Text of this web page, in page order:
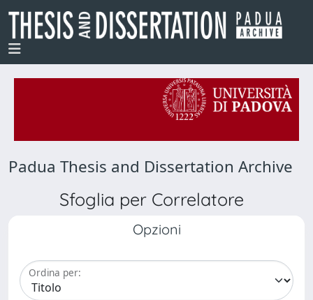
Padua Thesis and Dissertation Archive
Sfoglia per Correlatore
Opzioni
Ordina per: